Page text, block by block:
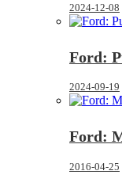
2024-12-08
Ford:
2024-09-19
Ford:
2016-04-25